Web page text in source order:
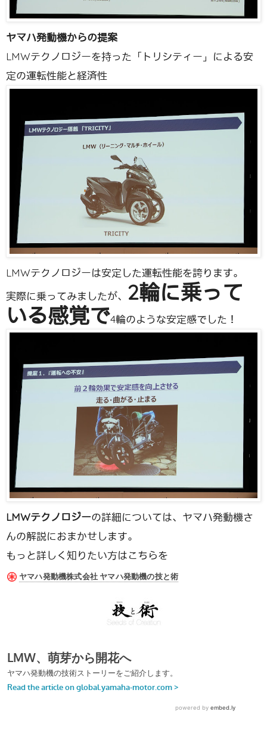
ヤマハ発動機からの提案
LMWテクノロジーを持った「トリシティー」による安
定の運転性能と経済性
LMWテクノロジーは安定した運転性能を誇ります。
実際に乗ってみましたが、 2輪に乗って
いる感覚で4輪のような安定感でした！
LMWテクノロジーの詳細については、ヤマハ発動機さ
んの解説におまかせします。
もっと詳しく知りたい方はこちらを